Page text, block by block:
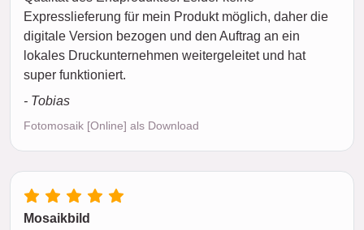
Expresslieferung für mein Produkt möglich, daher die
digitale Version bezogen und den Auftrag an ein
lokales Druckunternehmen weitergeleitet und hat
super funktioniert.
- Tobias
Fotomosaik [Online] als Download
Mosaikbild